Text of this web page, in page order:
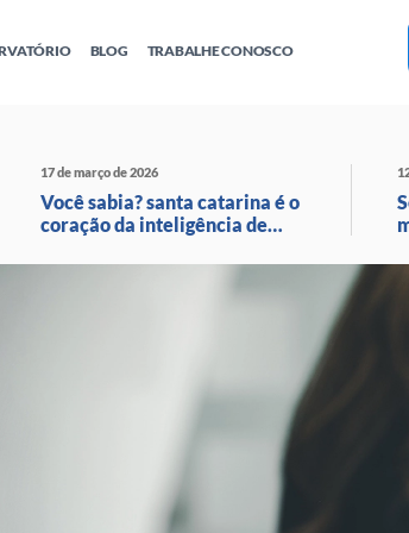
PNBOX Sebraetec Editais
BLOG TRABALHE CONOSCO
17 de março de 2026
Você sabia? santa catarina é o
coração da inteligência de